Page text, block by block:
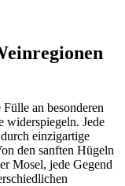
Fülle an besonderen
widerspiegeln. Jede
einzigartige
den sanften Hügeln
Mosel, jede Gegend